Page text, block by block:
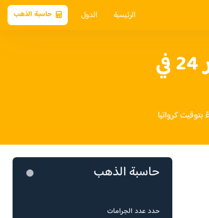
الرئيسية الدول حاسبة الذهب
سعر الذهب عيار 24 في
حاسبة الذهب
حدد عدد الجرامات